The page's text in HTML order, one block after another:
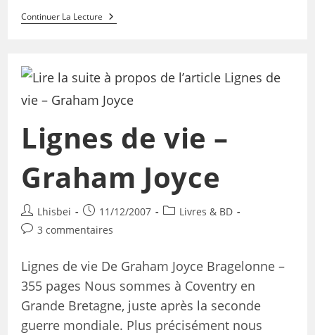
Continuer La Lecture
Lignes de vie –
Graham Joyce
Lhisbei 11/12/2007
Livres & BD
3 commentaires
Lignes de vie De Graham Joyce Bragelonne –
355 pages Nous sommes à Coventry en
Grande Bretagne, juste après la seconde
guerre mondiale. Plus précisément nous